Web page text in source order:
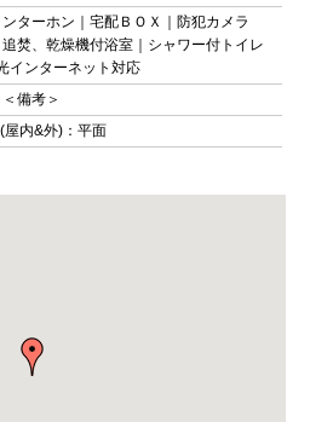
ターホン｜宅配ＢＯＸ｜防犯カメラ
焚、乾燥機付浴室｜シャワー付トイレ
インターネット対応
＜備考＞
屋内&外)：平面